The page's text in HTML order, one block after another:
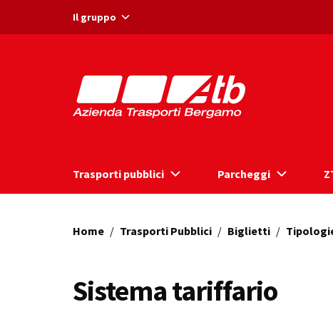
Il gruppo
Trasporti pubblici Parcheggi
Home / Trasporti Pubblici / Biglietti /
Sistema tariffario